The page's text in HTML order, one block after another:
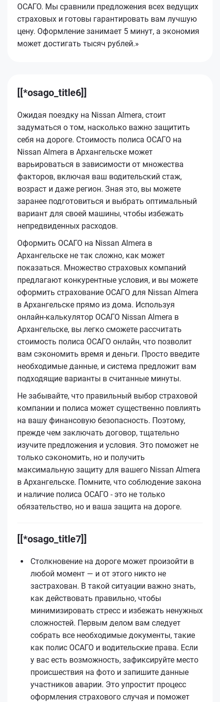
ОСАГО. Мы сравнили предложения всех ведущих
страховых и готовы гарантировать вам лучшую
цену. Оформление занимает 5 минут, а экономия
может достигать тысяч рублей.»
[[*osago_title6]]
Ожидая поездку на Nissan Almera, стоит
задуматься о том, насколько важно защитить
себя на дороге. Стоимость полиса ОСАГО на
Nissan Almera в Архангельске может
варьироваться в зависимости от множества
факторов, включая ваш водительский стаж,
возраст и даже регион. Зная это, вы можете
заранее подготовиться и выбрать оптимальный
вариант для своей машины, чтобы избежать
непредвиденных расходов.
Оформить ОСАГО на Nissan Almera в
Архангельске не так сложно, как может
показаться. Множество страховых компаний
предлагают конкурентные условия, и вы можете
оформить страхование ОСАГО для Nissan Almera
в Архангельске прямо из дома. Используя
онлайн-калькулятор ОСАГО Nissan Almera в
Архангельске, вы легко сможете рассчитать
стоимость полиса ОСАГО онлайн, что позволит
вам сэкономить время и деньги. Просто введите
необходимые данные, и система предложит вам
подходящие варианты в считанные минуты.
Не забывайте, что правильный выбор страховой
компании и полиса может существенно повлиять
на вашу финансовую безопасность. Поэтому,
прежде чем заключать договор, тщательно
изучите предложения и условия. Это поможет не
только сэкономить, но и получить
максимальную защиту для вашего Nissan Almera
в Архангельске. Помните, что соблюдение закона
и наличие полиса ОСАГО - это не только
обязательство, но и ваша защита на дороге.
[[*osago_title7]]
Столкновение на дороге может произойти в
любой момент — и от этого никто не
застрахован. В такой ситуации важно знать,
как действовать правильно, чтобы
минимизировать стресс и избежать ненужных
сложностей. Первым делом вам следует
собрать все необходимые документы, такие
как полис ОСАГО и водительские права. Если
у вас есть возможность, зафиксируйте место
происшествия на фото и запишите данные
участников аварии. Это упростит процесс
оформления страхового случая и поможет